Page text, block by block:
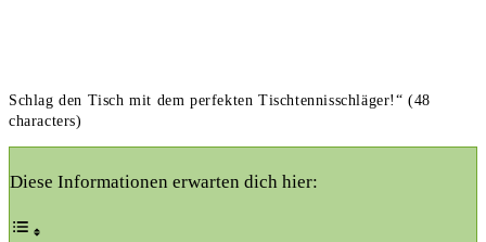
Schlag den Tisch mit dem perfekten Tischtennisschläger!“ (48
characters)
Diese Informationen erwarten dich hier: